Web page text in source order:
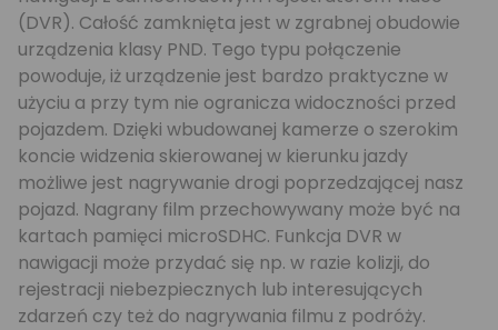
(DVR). Całość zamknięta jest w zgrabnej obudowie
urządzenia klasy PND. Tego typu połączenie
powoduje, iż urządzenie jest bardzo praktyczne w
użyciu a przy tym nie ogranicza widoczności przed
pojazdem. Dzięki wbudowanej kamerze o szerokim
koncie widzenia skierowanej w kierunku jazdy
możliwe jest nagrywanie drogi poprzedzającej nasz
pojazd. Nagrany film przechowywany może być na
kartach pamięci microSDHC. Funkcja DVR w
nawigacji może przydać się np. w razie kolizji, do
rejestracji niebezpiecznych lub interesujących
zdarzeń czy też do nagrywania filmu z podróży.